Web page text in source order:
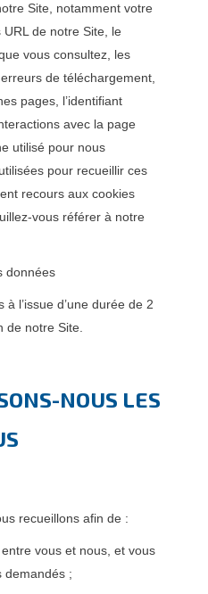
Site, notamment votre
de notre Site, le
vous consultez, les
de téléchargement,
pages, l’identifiant
avec la page
utilisé pour nous
pour recueillir ces
recours aux cookies
vous référer à notre
données
l’issue d’une durée de 2
de notre Site.
NOUS LES
recueillons afin de :
vous et nous, et vous
demandés ;